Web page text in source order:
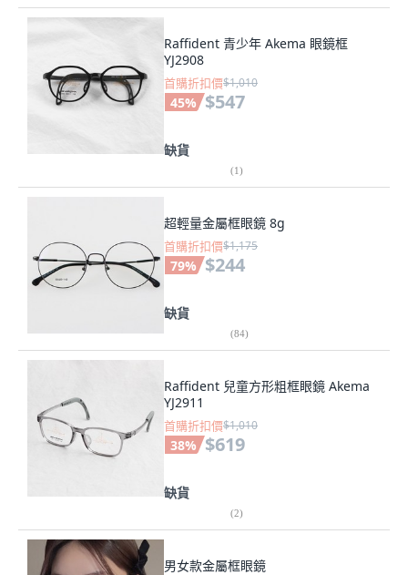
Raffident 青少年 Akema 眼鏡框
YJ2908
首購折扣價$1,010
45% $547
缺貨
(1)
超輕量金屬框眼鏡 8g
首購折扣價$1,175
79% $244
缺貨
(84)
Raffident 兒童方形粗框眼鏡 Akema
YJ2911
首購折扣價$1,010
38% $619
缺貨
(2)
男女款金屬框眼鏡